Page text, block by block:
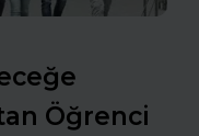
Öğrenci